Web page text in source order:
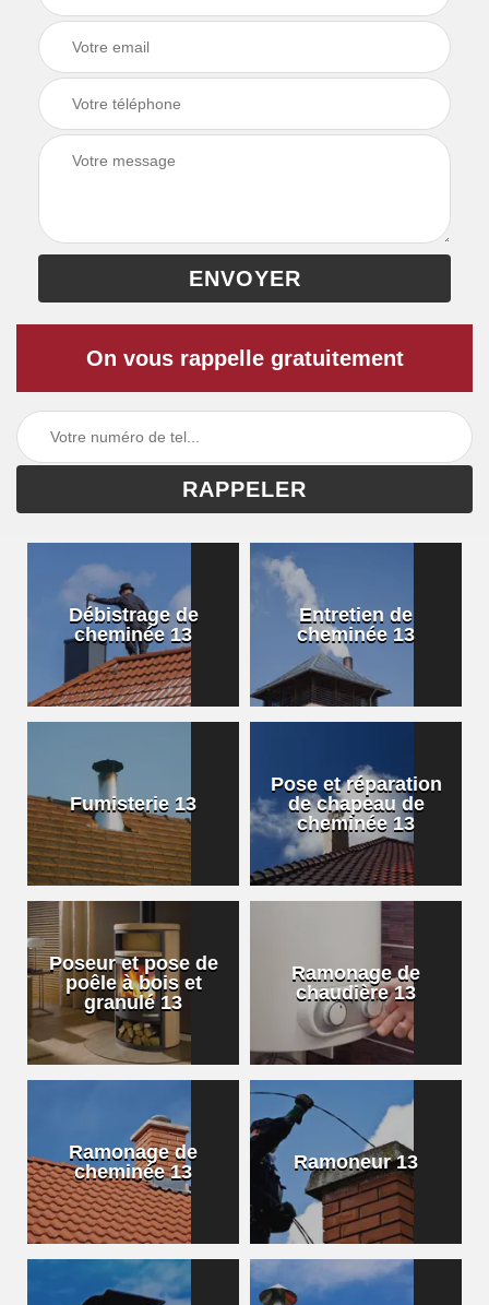
On vous rappelle gratuitement
Débistrage de
cheminée 13
Entretien de
cheminée 13
Fumisterie 13
Pose et réparation
de chapeau de
cheminée 13
Poseur et pose de
poêle à bois et
granulé 13
Ramonage de
chaudière 13
Ramonage de
cheminée 13
Ramoneur 13